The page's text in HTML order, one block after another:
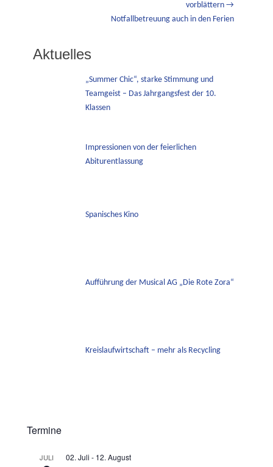
vorblättern →
Notfallbetreuung auch in den Ferien
Aktuelles
„Summer Chic“, starke Stimmung und
Teamgeist – Das Jahrgangsfest der 10.
Klassen
Impressionen von der feierlichen
Abiturentlassung
Spanisches Kino
Aufführung der Musical AG „Die Rote Zora“
Kreislaufwirtschaft – mehr als Recycling
Termine
JULI 02. Juli - 12. August